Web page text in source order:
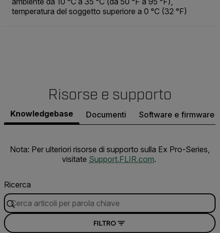
temperatura del soggetto superiore a 0 °C (32 °F)
Risorse e supporto
Knowledgebase Documenti Software e firmware
Nota: Per ulteriori risorse di supporto sulla Ex Pro-Series,
visitate Support.FLIR.com.
Ricerca
FILTRO